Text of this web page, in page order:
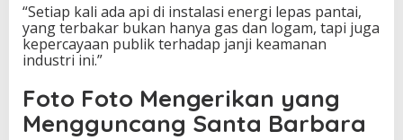
N
g
e
!
“Setiap kali ada api di instalasi energi lepas pantai,
yang terbakar bukan hanya gas dan logam, tapi juga
kepercayaan publik terhadap janji keamanan
industri ini.”
Foto Foto Mengerikan yang
Mengguncang Santa Barbara